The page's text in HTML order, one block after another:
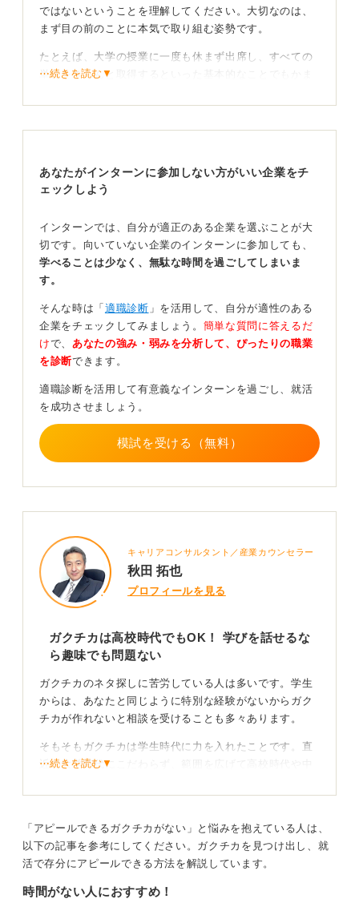
ではないということを理解してください。大切なのは、
まず目の前のことに本気で取り組む姿勢です。
たとえば、大学の授業に一度も休まず出席し、すべての
単位をきちんと取得するといった基本的なことでもかま
め、次は2級に挑戦してみる」などの考え方です。
的に語ろう
エピソードとして話す際は、「なぜそれに取り組もうと
考え、どのように行動し、その結果どうなったのか」と
す。このプロセスを語ることで、あなたの思考性や行動
地道なことだとしても、「毎日20分間走り続けた」など
分にアピールできるのです。
毎日続けることの難しさと、それをどう乗り越えたのか
を伝えられれば、立派なガクチカになります。
⋯続きを読む▼
あなたがインターンに参加しない方がいい企業をチ
ェックしよう
インターンでは、自分が適正のある企業を選ぶことが大
切です。向いていない企業のインターンに参加しても、
学べることは少なく、無駄な時間を過ごしてしまいま
す。
そんな時は「 適職診断 」を活用して、自分が適性のある
企業をチェックしてみましょう。 簡単な質問に答えるだ
けで、 あなたの強み・弱みを分析して、ぴったりの職業
を診断できます。
適職診断を活用して有意義なインターンを過ごし、就活
を成功させましょう。
模試を受ける（無料）
キャリアコンサルタント／産業カウンセラー
秋田 拓也
プロフィールを見る
ガクチカは高校時代でもOK！ 学びを話せるな
ら趣味でも問題ない
ガクチカのネタ探しに苦労している人は多いです。学生
からは、あなたと同じように特別な経験がないからガク
チカが作れないと相談を受けることも多々あります。
そもそもガクチカは学生時代に力を入れたことです。直
近の大学時代にこだわらず、範囲を広げて高校時代や中
夫です。ガクチカは内容が重要で、努力して頑張ってい
たことや集中して取り組んだことであれば問題はないで
しょう。
ただし「頑張った」「努力した」だけでは不十分で、結
⋯続きを読む▼
「アピールできるガクチカがない」と悩みを抱えている人は、
以下の記事を参考にしてください。ガクチカを見つけ出し、就
活で存分にアピールできる方法を解説しています。
時間がない人におすすめ！